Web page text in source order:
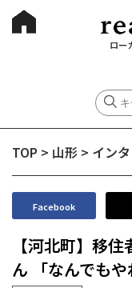
ロー
TOP > 山形 > イン
Facebook
【河北町】移
ん 「なんでもや